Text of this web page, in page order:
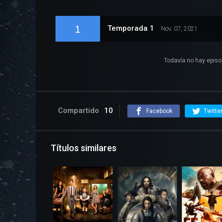
1 Temporada 1 Nov. 07, 2021
Todavía no hay
Compartido 10 Facebook Twitter
Títulos similares